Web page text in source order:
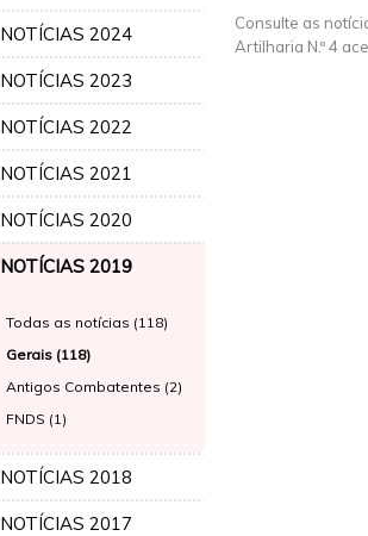
NOTÍCIAS 2024
NOTÍCIAS 2023
NOTÍCIAS 2022
NOTÍCIAS 2021
NOTÍCIAS 2020
NOTÍCIAS 2019
Todas as notícias (118)
Gerais (118)
Antigos Combatentes (2)
FNDS (1)
NOTÍCIAS 2018
NOTÍCIAS 2017
Consulte as
Artilharia N.º 4